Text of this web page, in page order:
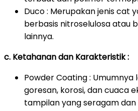
Duco : Merupakan jenis cat
berbasis nitroselulosa atau
lainnya.
c. Ketahanan dan Karakteristik :
Powder Coating :
goresan, korosi, dan cuaca
tampilan yang seragam